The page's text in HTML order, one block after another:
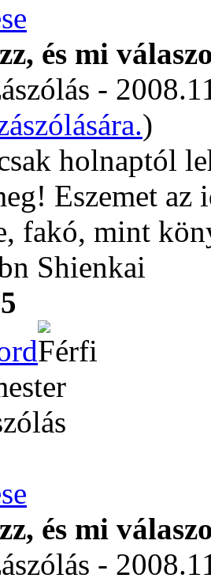
és mi
-
)
holnaptól
Eszemet az
fakó, mint
Shienkai
5
és mi
-